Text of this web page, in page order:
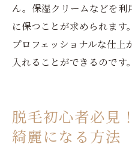
ん。保湿クリームなどを
に保つことが求められます
プロフェッショナルな仕上
入れることができるのです。
脱毛初心者必見
綺麗になる方法